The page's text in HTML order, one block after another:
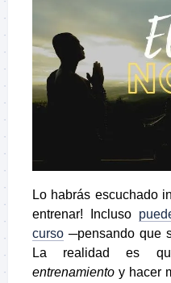
Lo habrás escuchado
entrenar! Incluso
curso ─pensando que
La realidad es
entrenamiento y hacer